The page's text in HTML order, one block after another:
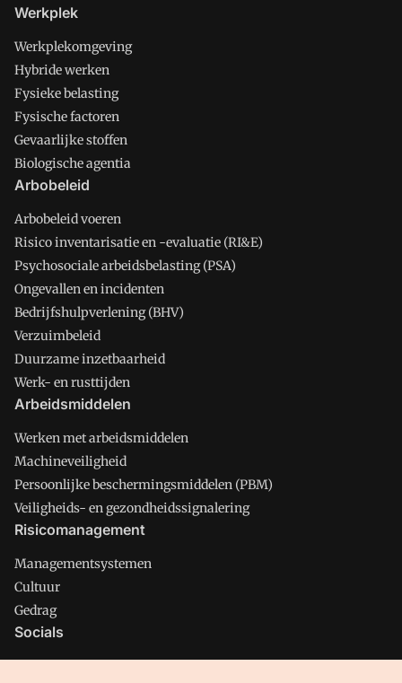
Werkplek
Werkplekomgeving
Hybride werken
Fysieke belasting
Fysische factoren
Gevaarlijke stoffen
Biologische agentia
Arbobeleid
Arbobeleid voeren
Risico inventarisatie en -evaluatie (RI&E)
Psychosociale arbeidsbelasting (PSA)
Ongevallen en incidenten
Bedrijfshulpverlening (BHV)
Verzuimbeleid
Duurzame inzetbaarheid
Werk- en rusttijden
Arbeidsmiddelen
Werken met arbeidsmiddelen
Machineveiligheid
Persoonlijke beschermingsmiddelen (PBM)
Veiligheids- en gezondheidssignalering
Risicomanagement
Managementsystemen
Cultuur
Gedrag
Socials